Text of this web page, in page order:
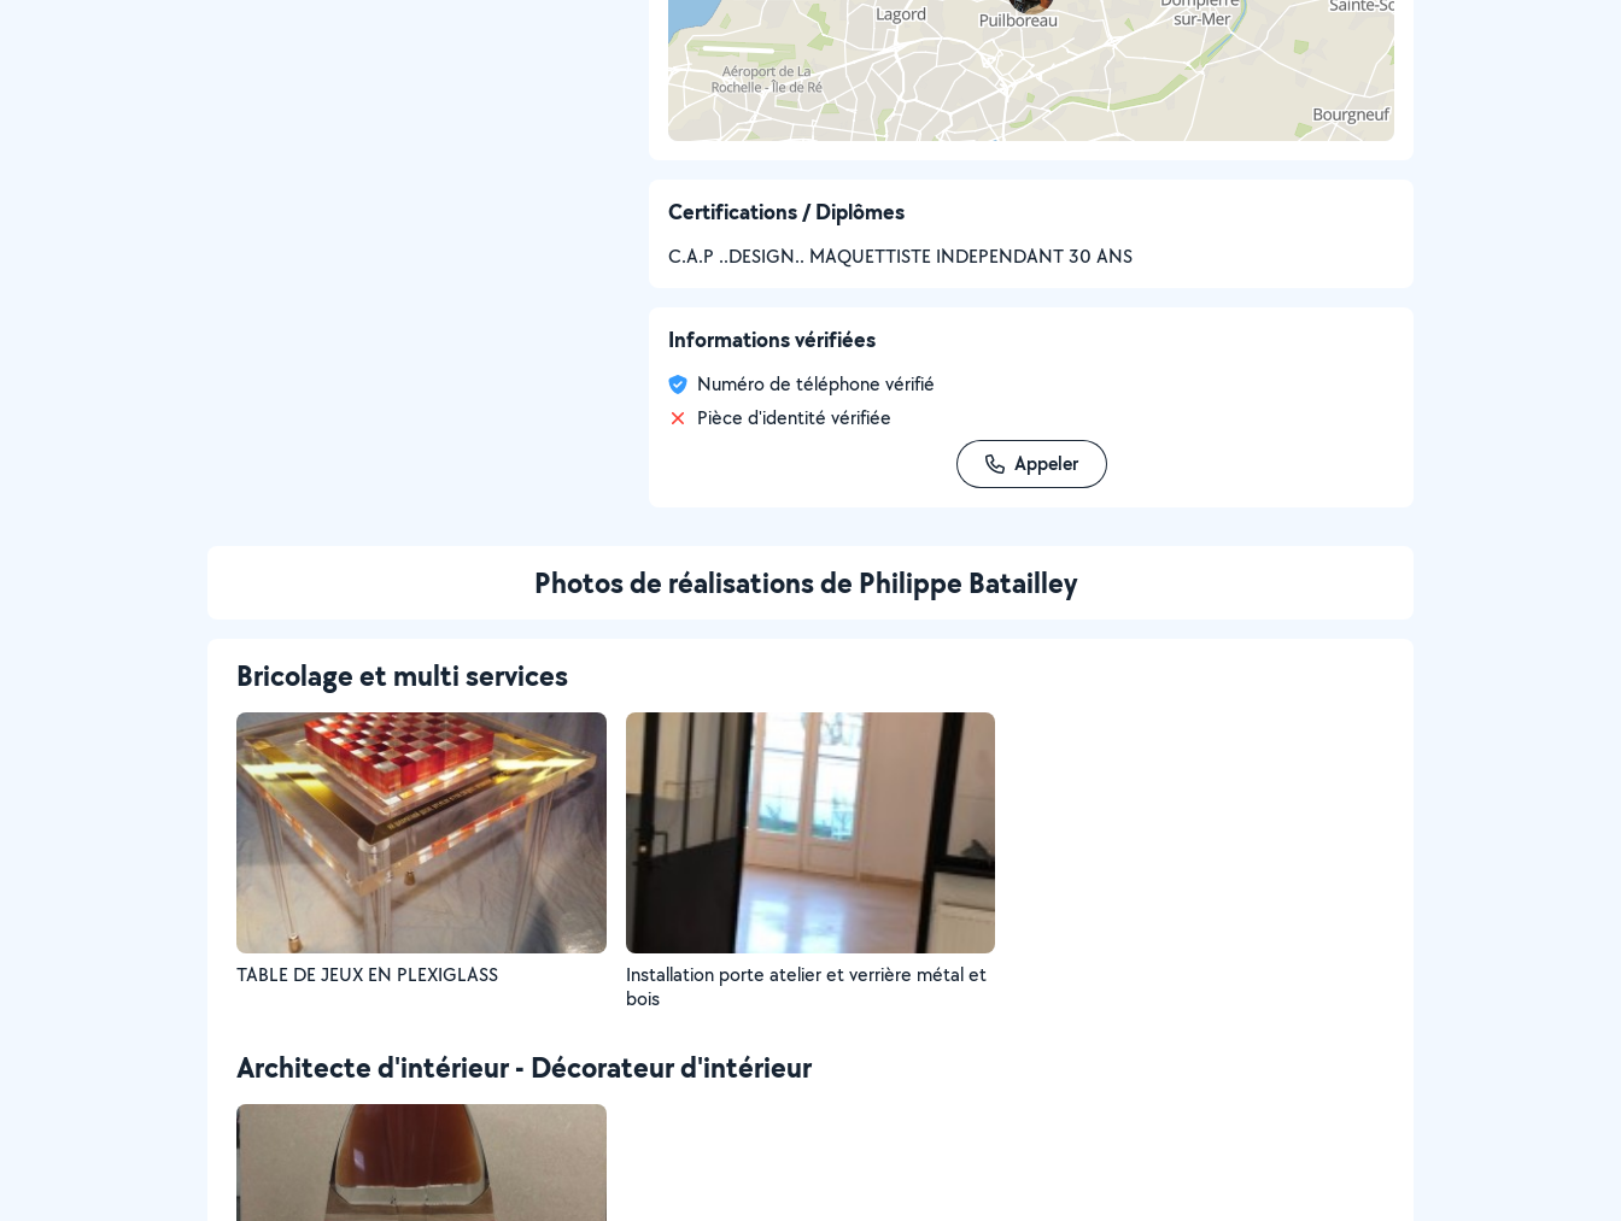
Certifications / Diplômes
C.A.P ..DESIGN.. MAQUETTISTE INDEPENDANT 30 ANS
Informations vérifiées
Numéro de téléphone vérifié
Pièce d'identité vérifiée
Appeler
Photos de réalisations de Philippe Batailley
Bricolage et multi services
TABLE DE JEUX EN PLEXIGLASS
Installation porte atelier et verrière métal et
bois
Architecte d'intérieur - Décorateur d'intérieur